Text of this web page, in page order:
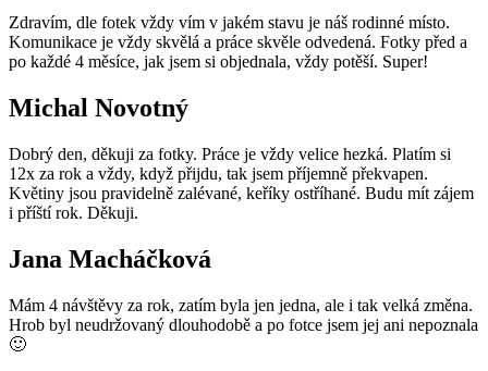
Zdravím, dle fotek vždy vím v jakém stavu je náš rodinné místo.
Komunikace je vždy skvělá a práce skvěle odvedená. Fotky před a
po každé 4 měsíce, jak jsem si objednala, vždy potěší. Super!
Michal Novotný
Dobrý den, děkuji za fotky. Práce je vždy velice hezká. Platím si
12x za rok a vždy, když přijdu, tak jsem příjemně překvapen.
Květiny jsou pravidelně zalévané, keříky ostříhané. Budu mít zájem
i příští rok. Děkuji.
Jana Macháčková
Mám 4 návštěvy za rok, zatím byla jen jedna, ale i tak velká změna.
Hrob byl neudržovaný dlouhodobě a po fotce jsem jej ani nepoznala
🙂